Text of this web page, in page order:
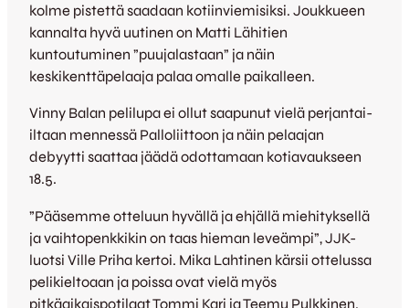
kolme pistettä saadaan kotiinviemisiksi. Joukkueen
kannalta hyvä uutinen on Matti Lähitien
kuntoutuminen ”puujalastaan” ja näin
keskikenttäpelaaja palaa omalle paikalleen.
Vinny Balan pelilupa ei ollut saapunut vielä perjantai-
iltaan mennessä Palloliittoon ja näin pelaajan
debyytti saattaa jäädä odottamaan kotiavaukseen
18.5.
”Pääsemme otteluun hyvällä ja ehjällä miehityksellä
ja vaihtopenkkikin on taas hieman leveämpi”, JJK-
luotsi Ville Priha kertoi. Mika Lahtinen kärsii ottelussa
pelikieltoaan ja poissa ovat vielä myös
pitkäaikaispotilaat Tommi Kari ja Teemu Pulkkinen.